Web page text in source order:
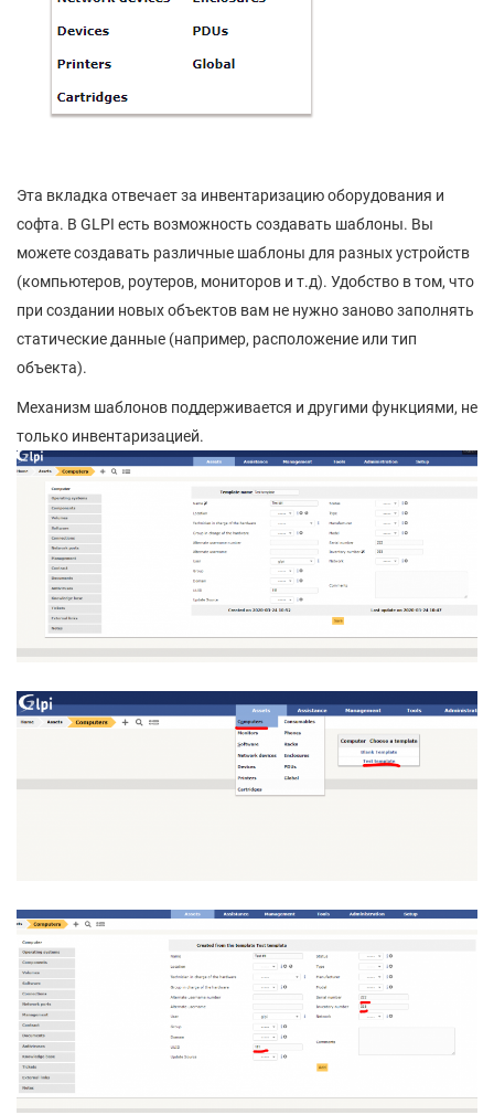
Эта вкладка отвечает за инвентаризацию оборудования и
софта. В GLPI есть возможность создавать шаблоны. Вы
можете создавать различные шаблоны для разных устройств
(компьютеров, роутеров, мониторов и т.д). Удобство в том, что
при создании новых объектов вам не нужно заново заполнять
статические данные (например, расположение или тип
объекта).
Механизм шаблонов поддерживается и другими функциями, не
только инвентаризацией.